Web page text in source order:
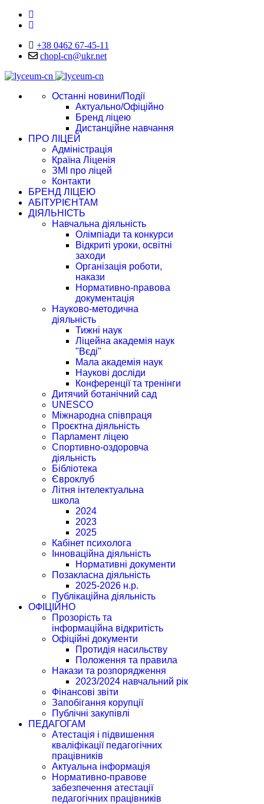
+38 0462 67-45-11
chopl-cn@ukr.net
Останні новини/Події
Актуально/Офіційно
Бренд ліцею
Дистанційне навчання
ПРО ЛІЦЕЙ
Адміністрація
Країна Ліценія
ЗМІ про ліцей
Контакти
БРЕНД ЛІЦЕЮ
АБІТУРІЄНТАМ
ДІЯЛЬНІСТЬ
Навчальна діяльність
Олімпіади та конкурси
Відкриті уроки, освітні
заходи
Організація роботи,
накази
Нормативно-правова
документація
Науково-методична
діяльність
Тижні наук
Ліцейна академія наук
"Вєді"
Мала академія наук
Наукові досліди
Конференції та тренінги
Дитячий ботанічний сад
UNESCO
Міжнародна співпраця
Проєктна діяльність
Парламент ліцею
Спортивно-оздоровча
діяльність
Бібліотека
Євроклуб
Літня інтелектуальна
школа
2024
2023
2025
Кабінет психолога
Інноваційна діяльність
Нормативні документи
Позакласна діяльність
2025-2026 н.р.
Публікаційна діяльність
ОФІЦІЙНО
Прозорість та
інформаційна відкритість
Офіційні документи
Протидія насильству
Положення та правила
Накази та розпорядження
2023/2024 навчальний рік
Фінансові звіти
Запобігання корупції
Публічні закупівлі
ПЕДАГОГАМ
Атестація і підвишення
кваліфікації педагогічних
працівників
Актуальна інформація
Нормативно-правове
забезпечення атестації
педагогічних працівників